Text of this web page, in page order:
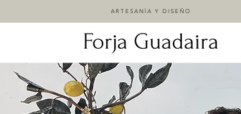
ARTESANÍA Y DISEÑO